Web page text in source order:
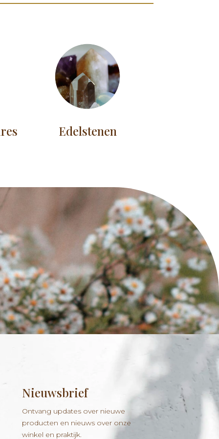
Edelstenen
Nieuwsbrief
Ontvang updates over nieuwe
producten en nieuws over onze
winkel en praktijk.